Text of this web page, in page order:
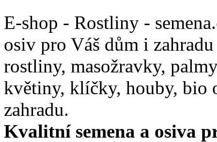
E-shop - Rostliny -
osiv pro Váš dům i
rostliny, masožravky,
květiny, klíčky, houby, bio
zahradu.
Kvalitní semena a osiva